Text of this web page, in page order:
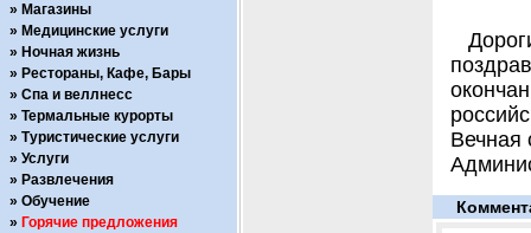
Вечная
Магазины
Медицинские услуги
Ночная жизнь
Рестораны, Кафе, Бары
Спа и веллнесс
Термальные курорты
Туристические услуги
Услуги
Развлечения
Обучение
Горячие предложения